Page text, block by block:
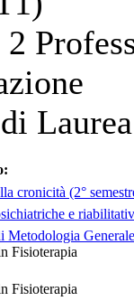
2
cronicità (2°
e
Metodologia
Fisioterapia
Fisioterapia